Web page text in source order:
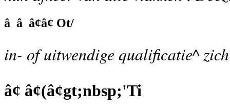
â â â¢â¢ Ot/
in- of uitwendige qualificatie^ zich
â¢ â¢(â¢gt;nbsp;'Ti